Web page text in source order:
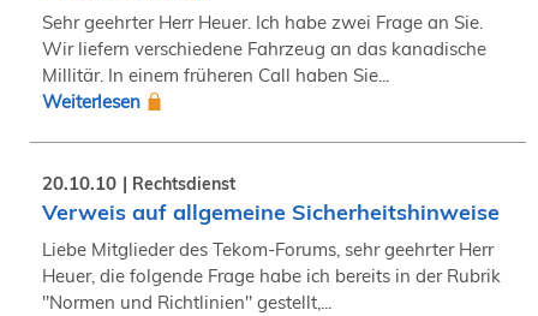
Sehr geehrter Herr Heuer. Ich habe zwei Frage an Sie.
Wir liefern verschiedene Fahrzeug an das kanadische
Millitär. In einem früheren Call haben Sie...
Weiterlesen
20.10.10 Rechtsdienst
Verweis auf allgemeine Sicherheitshinweise
Liebe Mitglieder des Tekom-Forums, sehr geehrter Herr
Heuer, die folgende Frage habe ich bereits in der Rubrik
"Normen und Richtlinien" gestellt,...